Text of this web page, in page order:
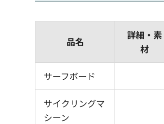
品名
詳細・素
材
サーフボード
サイクリングマ
シーン